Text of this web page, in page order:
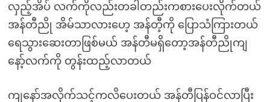
လှည့်အိပ် လက်ကိုလည်းတခါတည်းကစားပေးလိုက်တယ်
အန်တီညို အိမ်သာလားဟေ့ အန်တီ့ကို ပြောသံကြားတယ်
ရေသွားဆေးတာဖြစ်မယ် အန်တီမရှိတော့အန်တီညိုကျ
နော့်လက်ကို တွန်းထည့်လာတယ်
ကျနော်အလိုက်သင့်ကလိပေးတယ် အန်တီပြန်ဝင်လာပြီး